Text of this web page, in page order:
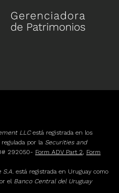
LLCestá registrada en los
por la Securities and
292050- Form ADV Part 2
Form
está registrada en Uruguay como
el Banco Central del Uruguay